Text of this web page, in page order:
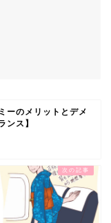
ーのメリットとデメ
ンス】